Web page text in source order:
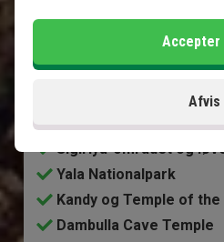
5 nætters badeferie på
Sigiriya-området og
Yala Nationalpark
Kandy og Temple of
Dambulla Cave Temple
Afvis
Accepter